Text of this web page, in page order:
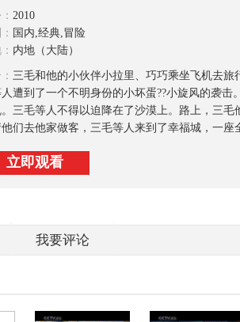
2010
国内,经典,冒险
内地（大陆）
三毛和他的小伙伴小拉里、巧巧乘坐飞机去
遭到了一个不明身份的小坏蛋??小旋风的袭
。三毛等人不得以迫降在了沙漠上。路上，三
们去他家做客，三毛等人来到了幸福城，一
立即观看
我要评论